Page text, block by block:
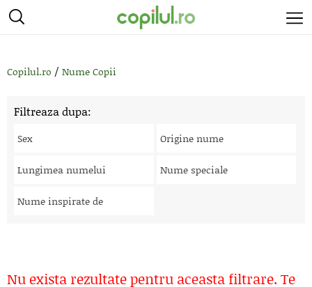
Copilul.ro / Nume Copii
Filtreaza dupa:
Sex Origine nume
Lungimea numelui Nume speciale
Nume inspirate de
Nu exista rezultate pentru aceasta filtrare. Te